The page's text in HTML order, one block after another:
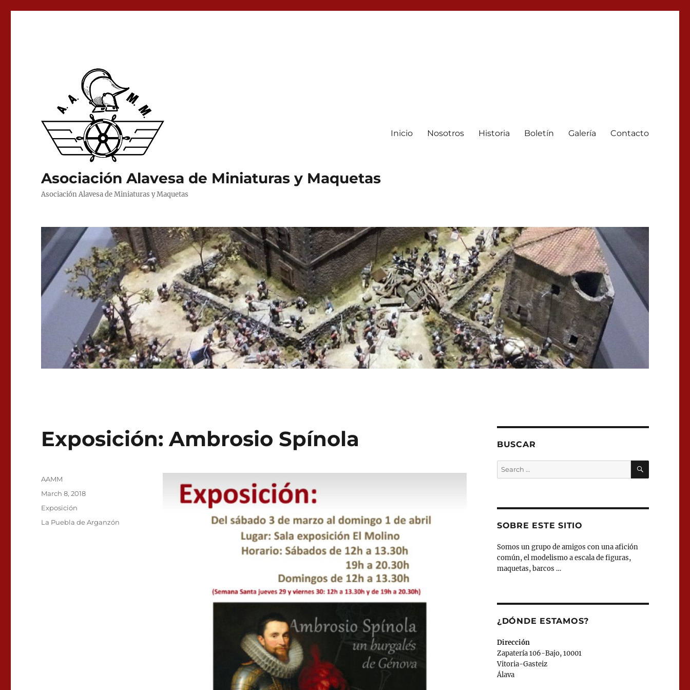
Asociación Alavesa de Miniaturas y Maquetas
Asociación Alavesa de Miniaturas y Maquetas
Inicio Nosotros Historia Boletín Galería Contacto
Exposición: Ambrosio Spínola
Author
AAMM
Posted
March 8, 2018
Categories
Exposición
Tags
La Puebla de Arganzón
BUSCAR
Search
for:
SEARCH
SOBRE ESTE SITIO
Somos un grupo de amigos con una afición
común, el modelismo a escala de figuras,
maquetas, barcos …
¿DÓNDE ESTAMOS?
Dirección
Zapatería 106-Bajo, 10001
Vitoria-Gasteiz
Álava